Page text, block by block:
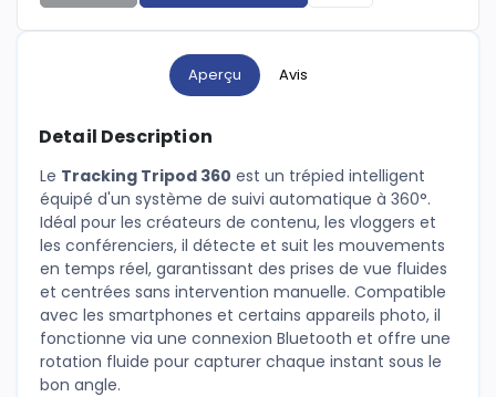
Aperçu Avis
Detail Description
Le Tracking Tripod 360 est un trépied intelligent
équipé d'un système de suivi automatique à 360°.
Idéal pour les créateurs de contenu, les vloggers et
les conférenciers, il détecte et suit les mouvements
en temps réel, garantissant des prises de vue fluides
et centrées sans intervention manuelle. Compatible
avec les smartphones et certains appareils photo, il
fonctionne via une connexion Bluetooth et offre une
rotation fluide pour capturer chaque instant sous le
bon angle.